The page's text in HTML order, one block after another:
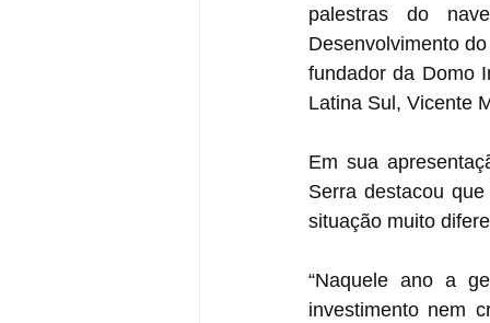
palestras do
Desenvolvimento
fundador da Domo
Latina Sul, Vicente
Em sua
Serra destacou
situação muito
“Naquele ano a
investimento nem